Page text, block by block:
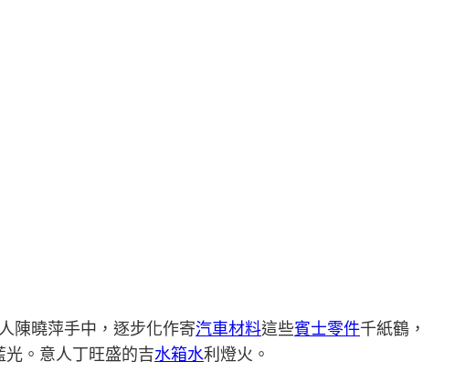
陳曉萍手中，逐步化作寄汽車材料這些賓士零件千紙鶴，
。意人丁旺盛的吉水箱水利燈火。